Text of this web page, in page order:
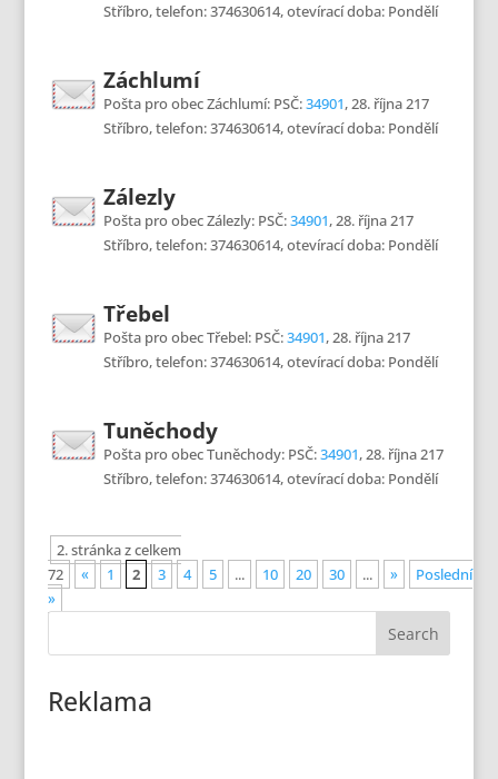
Stříbro, telefon: 374630614, otevírací doba: Pondělí
Záchlumí
Pošta pro obec Záchlumí: PSČ:34901, 28. října 217
Stříbro, telefon: 374630614, otevírací doba: Pondělí
Zálezly
Pošta pro obec Zálezly: PSČ:34901, 28. října 217
Stříbro, telefon: 374630614, otevírací doba: Pondělí
Třebel
Pošta pro obec Třebel: PSČ:34901, 28. října 217
Stříbro, telefon: 374630614, otevírací doba: Pondělí
Tuněchody
Pošta pro obec Tuněchody: PSČ:34901, 28. října 217
Stříbro, telefon: 374630614, otevírací doba: Pondělí
2. stránka z celkem
72
« 1 2 3 4 5 ... 10 20 30 ... »
Poslední
»
Reklama